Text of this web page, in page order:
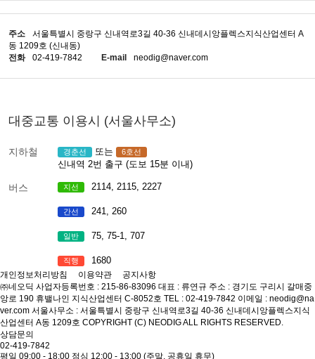
주소
서울특별시 중랑구 신내역로3길 40-36 신내데시앙플렉스지식산업센터 A
동 1209호 (신내동)
전화
02-419-7842 E-mail neodig@naver.com
대중교통 이용시 (서울사무소)
지하철 경춘선 또는 6호선
신내역 2번 출구 (도보 15분 이내)
버스 지선 2114, 2115, 2227
간선 241, 260
일반 75, 75-1, 707
직행 1680
개인정보처리방침 이용약관
공지사항
㈜네오딕 사업자등록번호 : 215-86-83096 대표 : 류연규 주소 : 경기도 구리시 갈매중
앙로 190 휴밸나인 지식산업센터 C-8052호 TEL : 02-419-7842 이메일 : neodig@na
ver.com 서울사무소 : 서울특별시 중랑구 신내역로3길 40-36 신내데시앙플렉스지식
산업센터 A동 1209호 COPYRIGHT (C) NEODIG ALL RIGHTS RESERVED.
상담문의
02-419-7842
평일 09:00 - 18:00 점심 12:00 - 13:00 (주말, 공휴일 휴무)